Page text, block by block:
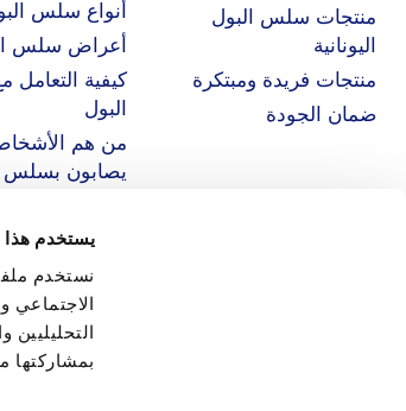
يستخدم هذا
نستخدم
الاجتماعي
بمشاركتها
منتجات سلس البول
اليونانية
منتجات فريدة ومبتكرة
ضمان الجودة
أنواع سلس
أعراض سلس
كيفية
البول
من هم
يصابون بسلس